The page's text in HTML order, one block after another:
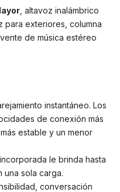
, altavoz inalámbrico
para exteriores, columna
de música estéreo
instantáneo. Los
de conexión más
estable y un menor
le brinda hasta
una sola carga.
conversación